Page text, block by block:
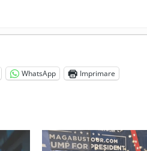
despre președintele
Națiunea - 21 aprilie 2026
efecte. Bustul poetului
WhatsApp Imprimare